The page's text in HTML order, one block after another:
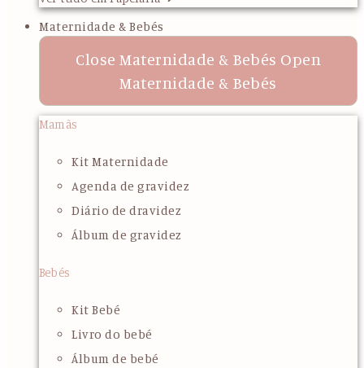
Maternidade & Bebés
Close Maternidade & Bebés Open
Maternidade & Bebés
Mamãs
Kit Maternidade
Agenda de gravidez
Diário de dravidez
Álbum de gravidez
Bebés
Kit Bebé
Livro do bebé
Álbum de bebé